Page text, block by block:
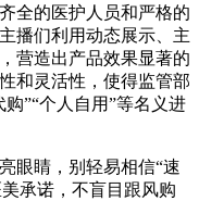
全的医护人员和严格的
播们利用动态展示、主
营造出产品效果显著的
和灵活性，使得监管部
”“个人自用”等名义进
眼睛，别轻易相信“速
承诺，不盲目跟风购